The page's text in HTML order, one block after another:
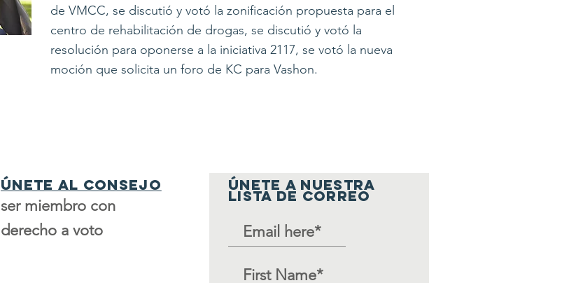
de VMCC, se discutió y votó la zonificación propuesta para el
centro de rehabilitación de drogas, se discutió y votó la
resolución para oponerse a la iniciativa 2117, se votó la nueva
moción que solicita un foro de KC para Vashon.
Únete al consejo
ser miembro con
derecho a voto
ÚNETE A NUESTRA
LISTA DE CORREO